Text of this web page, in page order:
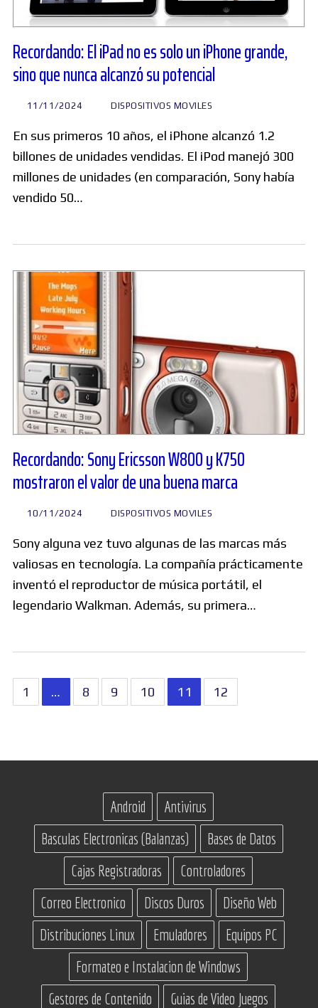
Recordando: El iPad no es solo un iPhone grande,
sino que nunca alcanzó su potencial
11/11/2024 DISPOSITIVOS MOVILES
En sus primeros 10 años, el iPhone alcanzó 1.2
billones de unidades vendidas. El iPod manejó 300
millones de unidades (en comparación, Sony había
vendido 50…
Recordando: Sony Ericsson W800 y K750
mostraron el valor de una buena marca
10/11/2024 DISPOSITIVOS MOVILES
Sony alguna vez tuvo algunas de las marcas más
valiosas en tecnología. La compañía prácticamente
inventó el reproductor de música portátil, el
legendario Walkman. Además, su primera…
Paginación
de
1 … 8 9 10 11 12
Android
Antivirus
Basculas Electronicas (Balanzas)
Bases de Datos
Cajas Registradoras
Controladores
Correo Electronico
Discos Duros
Diseño Web
Distribuciones Linux
Emuladores
Equipos PC
Formateo e Instalacion de Windows
Gestores de Contenido
Guias de Video Juegos